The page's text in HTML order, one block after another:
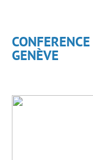
GENÈVE